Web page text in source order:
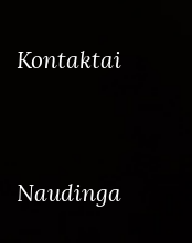
Kontaktai
Naudinga